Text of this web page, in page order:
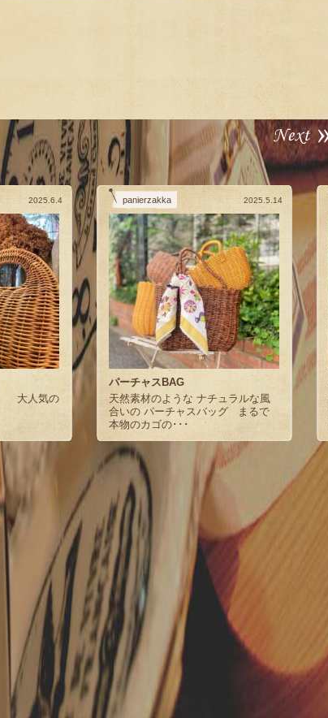
2025.6.4
大人気の
panierzakka 2025.5.14
パーチャスBAG
天然素材のような ナチュラルな風
合いの パーチャスバッグ まるで
本物のカゴの･･･